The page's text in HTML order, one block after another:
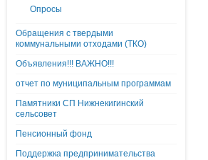
Опросы
Обращения с твердыми
коммунальными отходами (ТКО)
Объявления!!! ВАЖНО!!!
отчет по муниципальным программам
Памятники СП Нижнекигинский
сельсовет
Пенсионный фонд
Поддержка предпринимательства